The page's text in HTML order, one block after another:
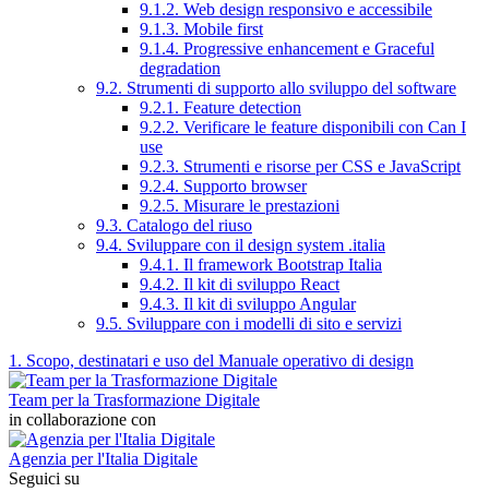
9.1.2. Web design responsivo e accessibile
9.1.3. Mobile first
9.1.4. Progressive enhancement e Graceful
degradation
9.2. Strumenti di supporto allo sviluppo del software
9.2.1. Feature detection
9.2.2. Verificare le feature disponibili con Can I
use
9.2.3. Strumenti e risorse per CSS e JavaScript
9.2.4. Supporto browser
9.2.5. Misurare le prestazioni
9.3. Catalogo del riuso
9.4. Sviluppare con il design system .italia
9.4.1. Il framework Bootstrap Italia
9.4.2. Il kit di sviluppo React
9.4.3. Il kit di sviluppo Angular
9.5. Sviluppare con i modelli di sito e servizi
1. Scopo, destinatari e uso del Manuale operativo di design
Team per la Trasformazione Digitale
in collaborazione con
Agenzia per l'Italia Digitale
Seguici su